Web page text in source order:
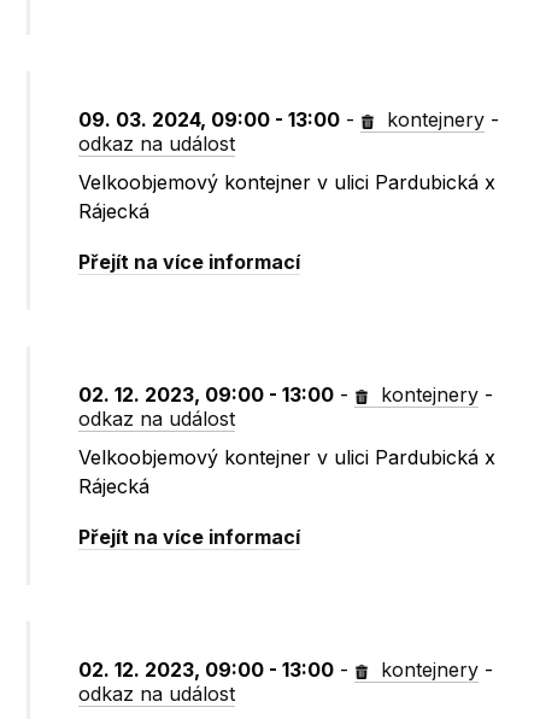
09. 03. 2024, 09:00 - 13:00 - kontejnery -
odkaz na událost
Velkoobjemový kontejner v ulici Pardubická x
Rájecká
Přejít na více informací
02. 12. 2023, 09:00 - 13:00 - kontejnery -
odkaz na událost
Velkoobjemový kontejner v ulici Pardubická x
Rájecká
Přejít na více informací
02. 12. 2023, 09:00 - 13:00 - kontejnery -
odkaz na událost